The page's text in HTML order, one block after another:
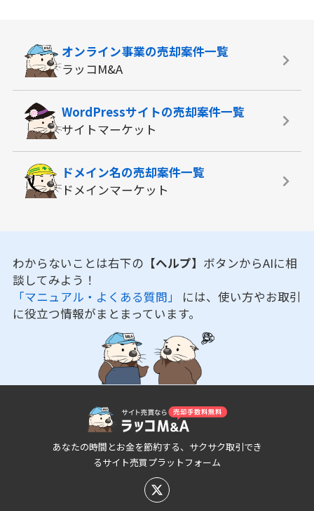
オンライン事業の売却案件一覧
ラッコM&A
WordPressサイトの売却案件一覧
サイトマーケット
ドメイン名の売却案件一覧
ドメインマーケット
わからないことは右下の 【ヘルプ】 ボタンからAIに相
談してみよう！
「マニュアル・よくある質問」 には、使い方やお取引
に役立つ情報がまとまっています。
あなたの時間とお金を節約する、サクサク取引でき
るサイト売買プラットフォーム